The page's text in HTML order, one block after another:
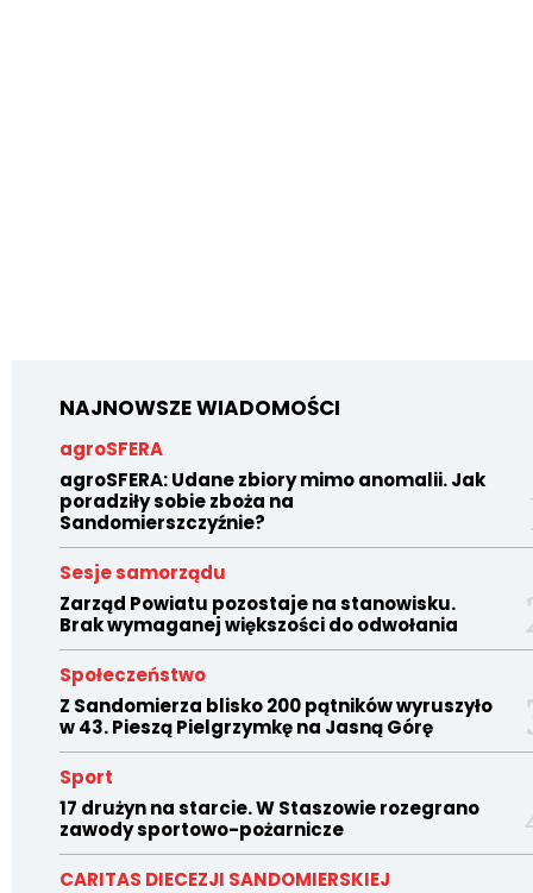
NAJNOWSZE WIADOMOŚCI
agroSFERA
agroSFERA: Udane zbiory mimo anomalii. Jak
poradziły sobie zboża na
Sandomierszczyźnie?
Sesje samorządu
Zarząd Powiatu pozostaje na stanowisku.
Brak wymaganej większości do odwołania
Społeczeństwo
Z Sandomierza blisko 200 pątników wyruszyło
w 43. Pieszą Pielgrzymkę na Jasną Górę
Sport
17 drużyn na starcie. W Staszowie rozegrano
zawody sportowo-pożarnicze
CARITAS DIECEZJI SANDOMIERSKIEJ